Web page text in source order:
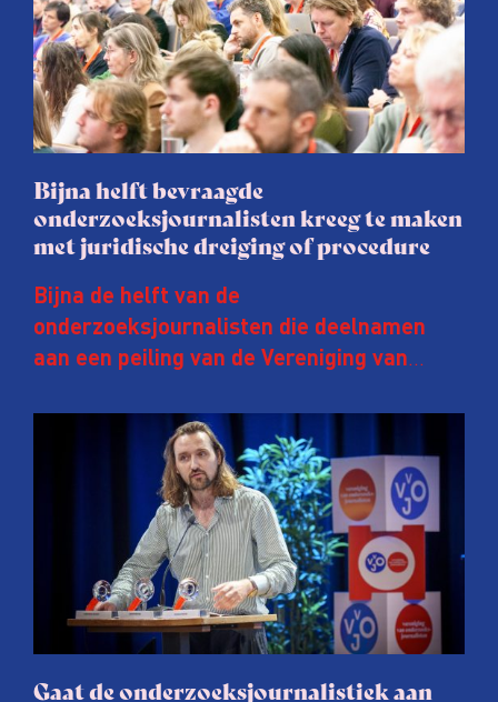
Bijna helft bevraagde
onderzoeksjournalisten kreeg te maken
met juridische dreiging of procedure
Bijna de helft van de
onderzoeksjournalisten die deelnamen
aan een peiling van de Vereniging van
afgelopen twee jaar te maken met
juridische dreiging of een juridische
procedure rond het eigen werk. Dat kost
journalisten tijd, ook ervaren zij stress en
soms worden publicaties aangepast of
gaat de hele publicatie zelfs niet door.
Gaat de onderzoeksjournalistiek aan